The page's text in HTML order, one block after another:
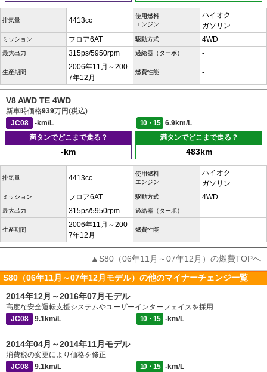
排気量 4413cc
使用燃料
エンジン
ハイオク
ガソリン
ミッション フロア6AT 駆動方式 4WD
最大出力 315ps/5950rpm 過給器（ターボ） -
生産期間
2006年11月～200
7年12月
燃費性能 -
V8 AWD TE 4WD
新車時価格939万円(税込)
JC08
-km/L 10・15
6.9km/L
満タンでどこまで走る？
-km
満タンでどこまで走る？
483km
排気量 4413cc
使用燃料
エンジン
ハイオク
ガソリン
ミッション フロア6AT 駆動方式 4WD
最大出力 315ps/5950rpm 過給器（ターボ） -
生産期間
2006年11月～200
7年12月
燃費性能 -
▲S80（06年11月～07年12月）の燃費TOPへ
S80（06年11月～07年12月モデル）の他のマイナーチェンジ一覧
2014年12月～2016年07月モデル
高度な安全運転支援システムやユーザーインターフェイスを採用
JC08
9.1km/L 10・15 -km/L
2014年04月～2014年11月モデル
消費税の変更により価格を修正
JC08
9.1km/L 10・15 -km/L